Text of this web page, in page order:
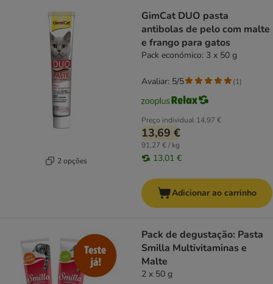
2 opções
GimCat DUO pasta
antibolas de pelo com malte
e frango para gatos
Pack económico: 3 x 50 g
Preço individual 14,97 €
13,69 €
91,27 € / kg
13,01 €
Avaliar: 5/5 (1)
Adicionar ao carrinho
Pack de degustação: Pasta
Smilla Multivitaminas e
Malte
2 x 50 g